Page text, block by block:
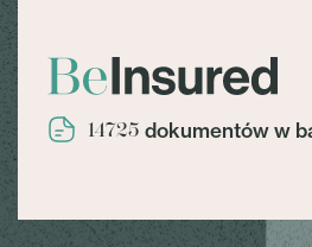
14725 dokumentów w